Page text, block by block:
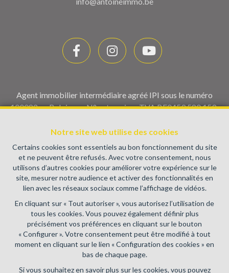
Notre site web utilise des cookies
Certains cookies sont essentiels au bon fonctionnement du site
et ne peuvent être refusés. Avec votre consentement, nous
utilisons d’autres cookies pour améliorer votre expérience sur le
site, mesurer notre audience et activer des fonctionnalités en
lien avec les réseaux sociaux comme l’affichage de vidéos.
En cliquant sur « Tout autoriser », vous autorisez l’utilisation de
tous les cookies. Vous pouvez également définir plus
précisément vos préférences en cliquant sur le bouton
« Configurer ». Votre consentement peut être modifié à tout
moment en cliquant sur le lien « Configuration des cookies » en
bas de chaque page.
Si vous souhaitez en savoir plus sur les cookies, vous pouvez
Agent immobilier intermédiaire agréé IPI sous le numéro
100082 en Belgique - N° entreprise : TVA BE0459.580.159-
immobiliers, rue du Luxembourg 16B, 1000 Bruxelles (+32 2
505 38 50 - info@ipi.be) - Soumis aucode déontologique de l’
IPI
RC professionnelle et cautionnement via AXA Belgium SA,
Place du Trône 1, 1000 Bruxelles – police n° 730.390.160.
Couverture valable pour les activités réalisées en Belgique
Conditions générales d'utilisation du site
Charte de la protection de la vie privée
Configuration des cookies